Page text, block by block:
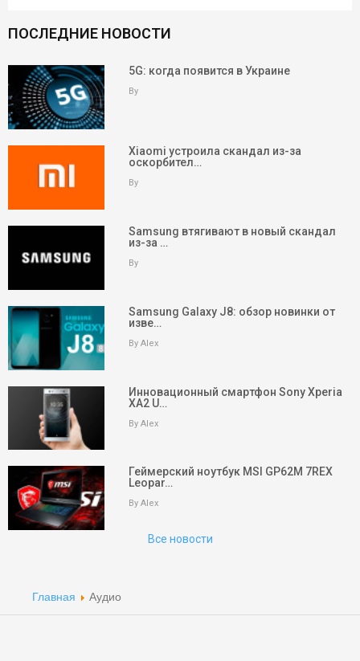
ПОСЛЕДНИЕ НОВОСТИ
5G: когда появится в Украине
By
Xiaomi устроила скандал из-за
оскорбител…
By
Samsung втягивают в новый скандал
из-за …
By
Samsung Galaxy J8: обзор новинки от
изве…
By Alex
Инновационный смартфон Sony Xperia
XA2 U…
By Alex
Геймерский ноутбук MSI GP62M 7REX
Leopar…
By Alex
Все новости
Главная Аудио